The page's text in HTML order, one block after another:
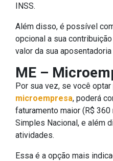
INSS.
Além disso, é possível
opcional a sua
valor da sua aposentadoria
ME –
Por sua vez, se você optar
microempresa, poderá
faturamento maior (R$
Simples Nacional, e além
atividades.
Essa é a opção mais